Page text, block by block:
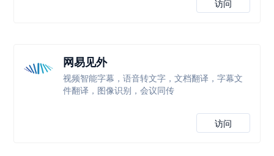
访问
网易见外
视频智能字幕，语音转文字，文档翻译，字幕文
件翻译，图像识别，会议同传
访问